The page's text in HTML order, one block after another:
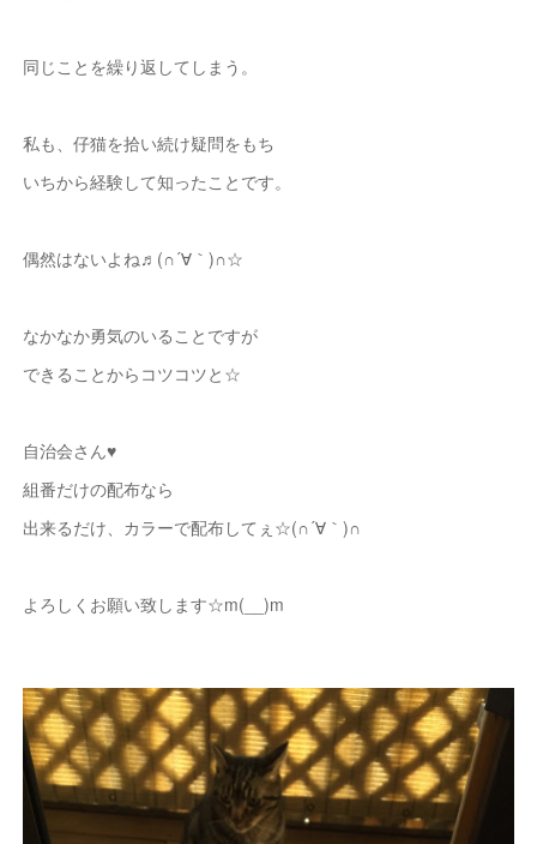
同じことを繰り返してしまう。
私も、仔猫を拾い続け疑問をもち
いちから経験して知ったことです。
偶然はないよね♬(∩´∀｀)∩☆
なかなか勇気のいることですが
できることからコツコツと☆
自治会さん♥
組番だけの配布なら
出来るだけ、カラーで配布してぇ☆(∩´∀｀)∩
よろしくお願い致します☆m(__)m